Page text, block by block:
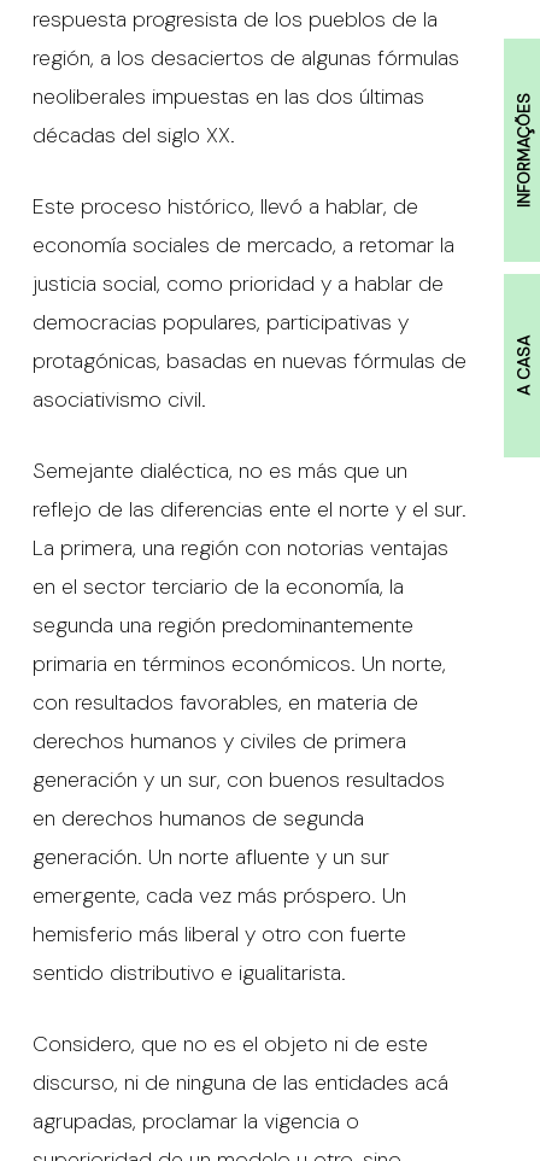
INFORMAÇÕES
A CASA
respuesta progresista de los pueblos de la
región, a los desaciertos de algunas fórmulas
neoliberales impuestas en las dos últimas
décadas del siglo XX.
Este proceso histórico, llevó a hablar, de
economía sociales de mercado, a retomar la
justicia social, como prioridad y a hablar de
democracias populares, participativas y
protagónicas, basadas en nuevas fórmulas de
asociativismo civil.
Semejante dialéctica, no es más que un
reflejo de las diferencias ente el norte y el sur.
La primera, una región con notorias ventajas
en el sector terciario de la economía, la
segunda una región predominantemente
primaria en términos económicos. Un norte,
con resultados favorables, en materia de
derechos humanos y civiles de primera
generación y un sur, con buenos resultados
en derechos humanos de segunda
generación. Un norte afluente y un sur
emergente, cada vez más próspero. Un
hemisferio más liberal y otro con fuerte
sentido distributivo e igualitarista.
Considero, que no es el objeto ni de este
discurso, ni de ninguna de las entidades acá
agrupadas, proclamar la vigencia o